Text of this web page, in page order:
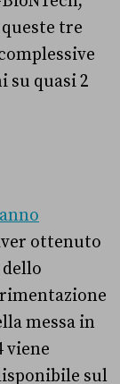
tre
su quasi 2
ottenuto
messa in
viene
sul